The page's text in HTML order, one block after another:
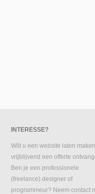
INTERESSE?
Wilt u een website laten
vrijblijvend een offerte
Ben je een professionele
(freelance) designer of
programmeur? Neem contact